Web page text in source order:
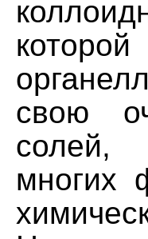
свою
солей,
многих